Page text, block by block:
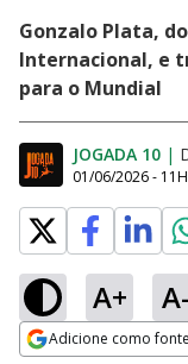
Gonzalo Plata,
Internacional, e
para o Mundial
JOGADA 10 |
01/06/2026 -
A+ A-
Adicione como